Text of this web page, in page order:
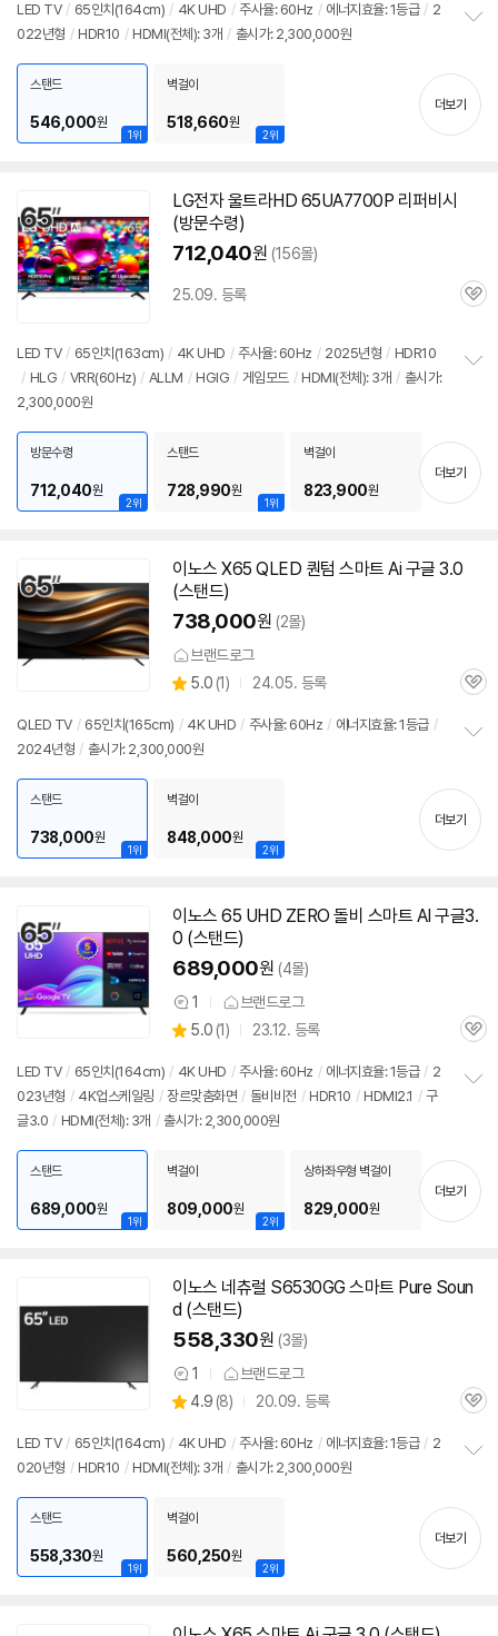
LED TV / 65인치(164cm) / 4K UHD / 주사율: 60Hz / 에너지효율: 1등급 / 2
022년형 / HDR10 / HDMI(전체): 3개 / 출시가: 2,300,000원
치
기
1위
스탠드
546,000원
2위
벽걸이
518,660원
더보기
LG전자 울트라HD 65UA7700P 리퍼비시
(방문수령)
712,040원 (156몰)
25.09. 등록
관
LED TV / 65인치(163cm) / 4K UHD / 주사율: 60Hz / 2025년형 / HDR10
/ HLG / VRR(60Hz) / ALLM / HGIG / 게임모드 / HDMI(전체): 3개 / 출시가:
2,300,000원
기
2위
방문수령
712,040원
1위
스탠드
728,990원
벽걸이
823,900원
더보기
이노스 X65 QLED 퀀텀 스마트 Ai 구글 3.0
(스탠드)
738,000원 (2몰)
브랜드로그
별
점
5.0 (상
리
1) 24.05. 등록
관
QLED TV / 65인치(165cm) / 4K UHD / 주사율: 60Hz / 에너지효율: 1등급 /
2024년형 / 출시가: 2,300,000원
치
기
1위
스탠드
738,000원
2위
벽걸이
848,000원
더보기
이노스 65 UHD ZERO 돌비 스마트 AI 구글3.
0 (스탠드)
689,000원 (4몰)
상
품
견
1 브랜드로그
별
점
5.0 (상
리
뷰
1) 23.12. 등록
관
LED TV / 65인치(164cm) / 4K UHD / 주사율: 60Hz / 에너지효율: 1등급 / 2
023년형 / 4K업스케일링 / 장르맞춤화면 / 돌비비전 / HDR10 / HDMI2.1 / 구
글3.0 / HDMI(전체): 3개 / 출시가: 2,300,000원
기
1위
스탠드
689,000원
2위
벽걸이
809,000원
상하좌우형 벽걸이
829,000원
더보기
이노스 네츄럴 S6530GG 스마트 Pure Soun
d (스탠드)
558,330원 (3몰)
상
품
견
1 브랜드로그
별
점
4.9 (상
리
뷰
8) 20.09. 등록
관
LED TV / 65인치(164cm) / 4K UHD / 주사율: 60Hz / 에너지효율: 1등급 / 2
020년형 / HDR10 / HDMI(전체): 3개 / 출시가: 2,300,000원
치
기
1위
스탠드
558,330원
2위
벽걸이
560,250원
더보기